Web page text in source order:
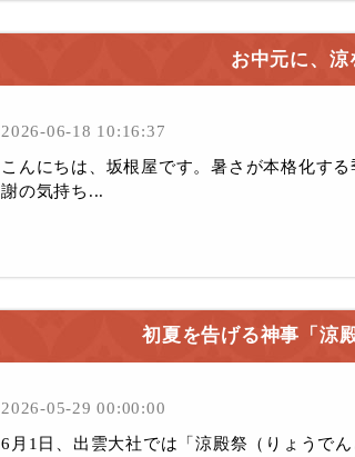
お中元に、
2026-06-18 10:16:37
こんにちは、坂根屋です。暑さが本格化す
謝の気持ち...
初夏を告げる神事「涼
2026-05-29 00:00:00
6月1日、出雲大社では「涼殿祭（りょうで